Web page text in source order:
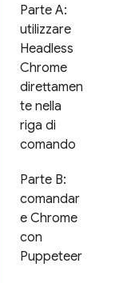
Parte A:
utilizzare
Headless
Chrome
direttamen
te nella
riga di
comando
Parte B:
comandar
e Chrome
con
Puppeteer